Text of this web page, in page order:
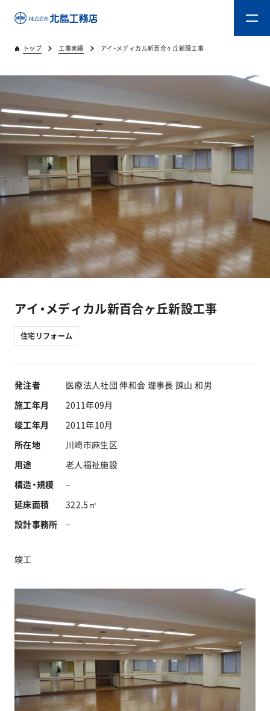
トップ 工事実績 アイ・メディカル新百合ヶ丘新設工事
アイ・メディカル新百合ヶ丘新設工事
住宅リフォーム
発注者
医療法人社団 伸和会 理事長 諌山 和男
施工年月
2011年09月
竣工年月
2011年10月
所在地
川崎市麻生区
用途
老人福祉施設
構造・規模
−
延床面積
322.5㎡
設計事務所
−
竣工
トップ
重量木骨造SE構法
新築工事
リフォーム
リフォームスタッフ
工事実績
会社情報
沿革
関連企業
新着情報
ブログ
お問い合わせ
協力業者公募